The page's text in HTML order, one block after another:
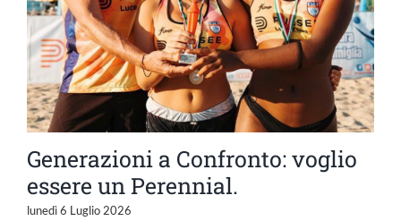
Generazioni a Confronto: voglio
essere un Perennial.
lunedì 6 Luglio 2026